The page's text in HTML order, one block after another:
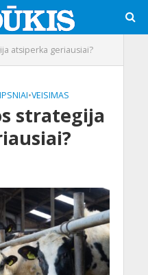
atsiperka geriausiai?
•VEISIMAS
strategija